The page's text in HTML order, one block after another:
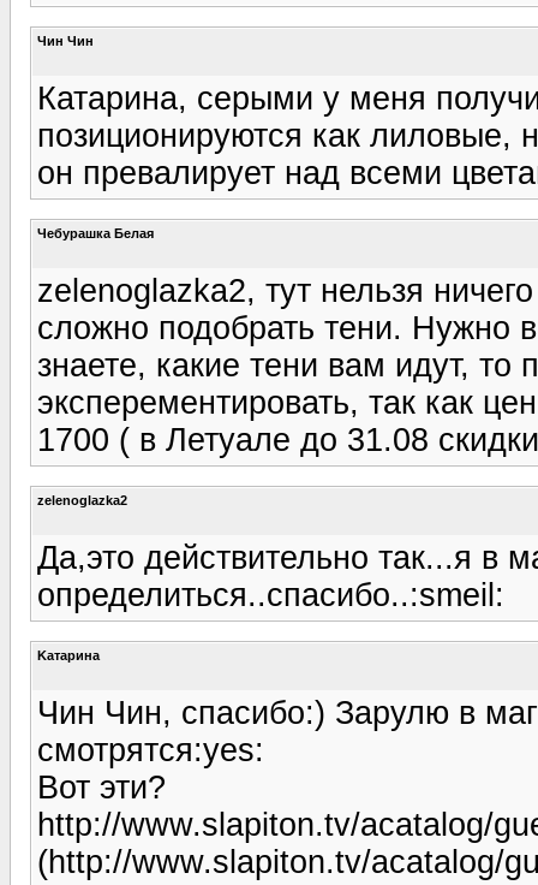
Чин Чин
Катарина, серыми у меня
позиционируются как лиловые,
он превалирует над всеми
Чебурашка Белая
zelenoglazka2, тут нельзя
сложно подобрать тени. Нужно
знаете, какие тени вам идут,
эксперементировать, так как
1700 ( в Летуале до 31.08
zelenoglazka2
Да,это действительно так...я в
определиться..спасибо..:smeil:
Kатарина
Чин Чин, спасибо:) Зарулю в
смотрятся:yes:
Вот эти?
http://www.slapiton.tv/acatalog/
(http://www.slapiton.tv/acatalog/